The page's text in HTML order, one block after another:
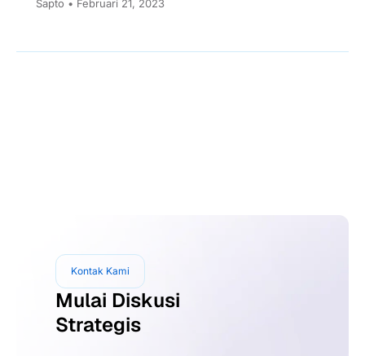
Sapto • Februari 21, 2023
Kontak Kami
Mulai Diskusi
Strategis